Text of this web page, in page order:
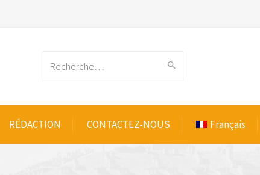
RÉDACTION CONTACTEZ-NOUS Français